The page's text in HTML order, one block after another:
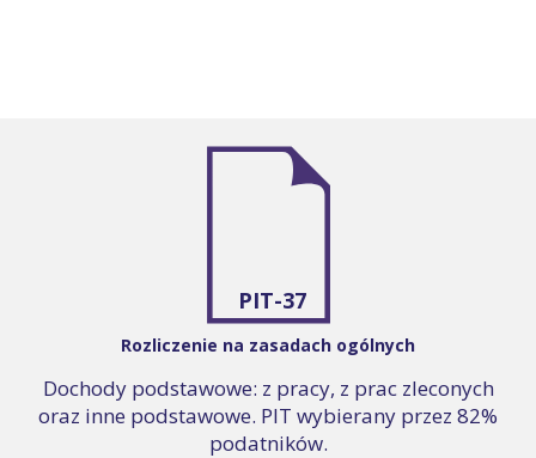
PIT-37
Rozliczenie na zasadach ogólnych
Dochody podstawowe: z pracy, z prac zleconych
oraz inne podstawowe. PIT wybierany przez 82%
podatników.